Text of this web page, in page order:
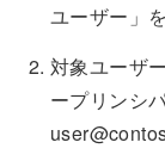
ユーザー」
対象ユーザ
ープリンシ